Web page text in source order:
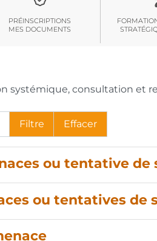
PRÉINSCRIPTIONS
MES DOCUMENTS
systémique, consultation et
Filtre Effacer
ou tentative
ou tentatives